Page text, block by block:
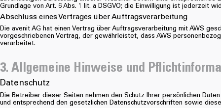
Grundlage von Art. 6 Abs. 1 lit. a DSGVO; die Einwilligung ist jederzeit
Abschluss eines Vertrages über Auftragsverarbeitung
Die avenit AG hat einen Vertrag über Auftragsverarbeitung mit AWS
vorgeschriebenen Vertrag, der gewährleistet, dass AWS
verarbeitet.
3. Allgemeine Hinweise und
Datenschutz
Die Betreiber dieser Seiten nehmen den Schutz Ihrer persönlichen
und entsprechend den gesetzlichen Datenschutzvorschriften sowie